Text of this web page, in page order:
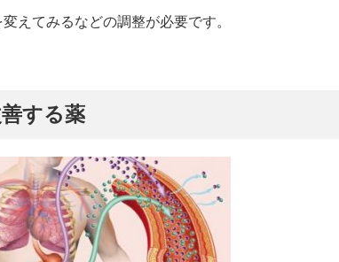
えてみるなどの調整が必要です。
する薬